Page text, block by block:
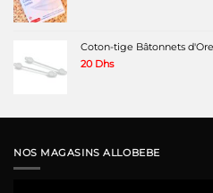
Coton-tige Bâtonnets
20 Dhs
NOS MAGASINS ALLOBEBE